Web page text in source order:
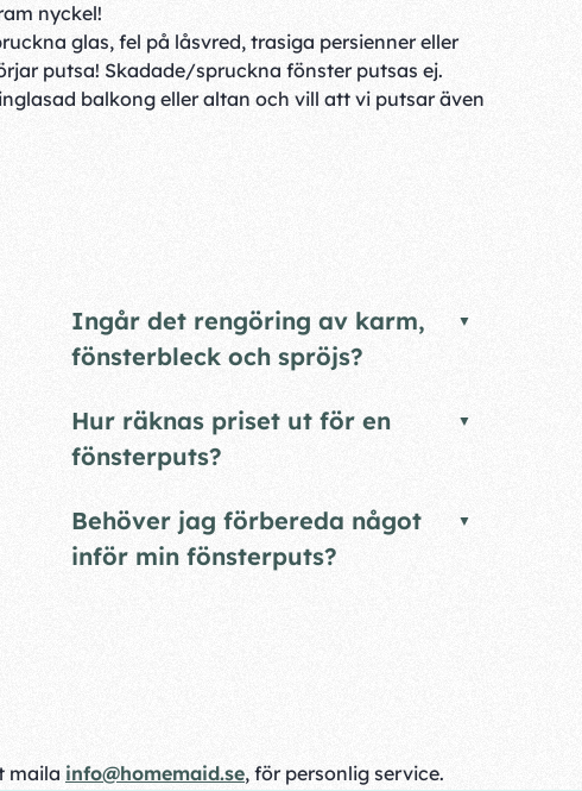
nyckel!
glas, fel på låsvred, trasiga persienner eller
putsa! Skadade/spruckna fönster putsas ej.
balkong eller altan och vill att vi putsar även
Ingår det rengöring av karm,
fönsterbleck och spröjs?
Hur räknas priset ut för en
fönsterputs?
Behöver jag förbereda något
inför min fönsterputs?
maila info@homemaid.se, för personlig service.